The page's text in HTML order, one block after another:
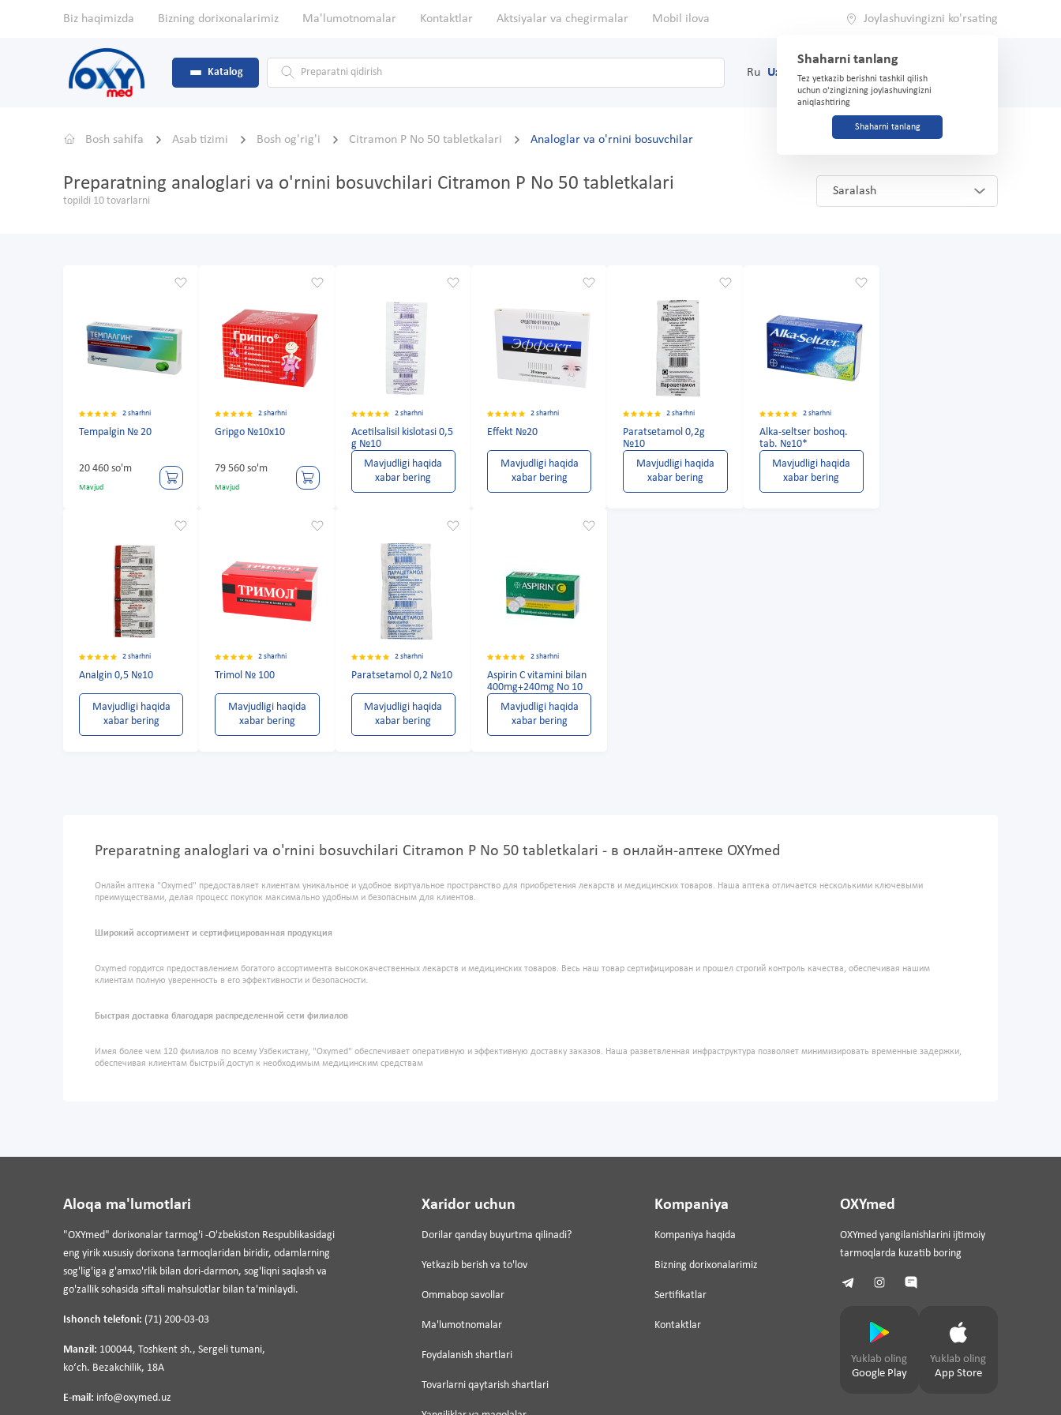
Biz haqimizda Bizning dorixonalarimiz Ma'lumotnomalar Kontaktlar Aktsiyalar va chegirmalar Mobil ilova Joylashuvingizni ko'rsating
Shaharni tanlang
Tez yetkazib berishni tashkil qilish
uchun o'zingizning joylashuvingizni
aniqlashtiring
Shaharni tanlang
Katalog Ru Uz (71) 200-03-03
Bosh sahifa Asab tizimi Bosh og'rig'i Citramon P No 50 tabletkalari Analoglar va o'rnini bosuvchilar
Preparatning analoglari va o'rnini bosuvchilari Citramon P No 50 tabletkalari
topildi 10 tovarlarni
Saralash
2 sharhni
Tempalgin № 20
20 460 so'm
Mavjud
2 sharhni
Gripgo №10x10
79 560 so'm
Mavjud
2 sharhni
Acetilsalisil kislotasi 0,5
g №10
Mavjudligi haqida
xabar bering
2 sharhni
Effekt №20
Mavjudligi haqida
xabar bering
2 sharhni
Paratsetamol 0,2g
№10
Mavjudligi haqida
xabar bering
2 sharhni
Alka-seltser boshoq.
tab. №10*
Mavjudligi haqida
xabar bering
2 sharhni
Analgin 0,5 №10
Mavjudligi haqida
xabar bering
2 sharhni
Trimol № 100
Mavjudligi haqida
xabar bering
2 sharhni
Paratsetamol 0,2 №10
Mavjudligi haqida
xabar bering
2 sharhni
Aspirin C vitamini bilan
400mg+240mg No 10
Mavjudligi haqida
xabar bering
Preparatning analoglari va o'rnini bosuvchilari Citramon P No 50 tabletkalari - в онлайн-аптеке OXYmed
Онлайн аптека "Oxymed" предоставляет клиентам уникальное и удобное виртуальное пространство для приобретения лекарств и медицинских товаров. Наша аптека отличается несколькими ключевыми
преимуществами, делая процесс покупок максимально удобным и безопасным для клиентов.
Широкий ассортимент и сертифицированная продукция
Oxymed гордится предоставлением богатого ассортимента высококачественных лекарств и медицинских товаров. Весь наш товар сертифицирован и прошел строгий контроль качества, обеспечивая нашим
клиентам полную уверенность в его эффективности и безопасности.
Быстрая доставка благодаря распределенной сети филиалов
Имея более чем 120 филиалов по всему Узбекистану, "Oxymed" обеспечивает оперативную и эффективную доставку заказов. Наша разветвленная инфраструктура позволяет минимизировать временные задержки,
обеспечивая клиентам быстрый доступ к необходимым медицинским средствам
Aloqa ma'lumotlari
"OXYmed" dorixonalar tarmog'i -O'zbekiston Respublikasidagi
eng yirik xususiy dorixona tarmoqlaridan biridir, odamlarning
sog'lig'iga g'amxo'rlik bilan dori-darmon, sog'liqni saqlash va
go'zallik sohasida siftali mahsulotlar bilan ta'minlaydi.
Ishonch telefoni: (71) 200-03-03
Manzil: 100044, Toshkent sh., Sergeli tumani,
koʻch. Bezakchilik, 18A
E-mail: info@oxymed.uz
Xaridor uchun
Dorilar qanday buyurtma qilinadi?
Yetkazib berish va to'lov
Ommabop savollar
Ma'lumotnomalar
Foydalanish shartlari
Tovarlarni qaytarish shartlari
Kompaniya
Kompaniya haqida
Bizning dorixonalarimiz
Sertifikatlar
Kontaktlar
OXYmed
OXYmed yangilanishlarini ijtimoiy
tarmoqlarda kuzatib boring
Yuklab oling
Google Play
Yuklab oling
App Store